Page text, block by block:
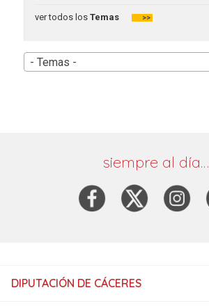
ver todos los Temas >>
- Temas -
siempre al día…
DIPUTACIÓN DE CÁCERES